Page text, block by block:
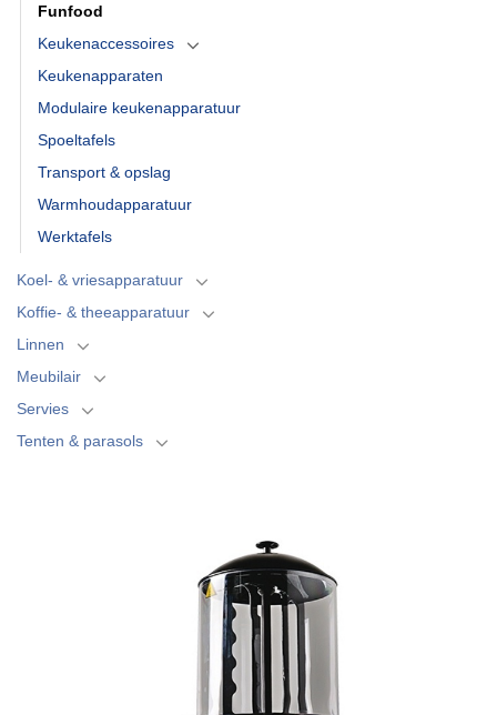
Funfood
Keukenaccessoires
Keukenapparaten
Modulaire keukenapparatuur
Spoeltafels
Transport & opslag
Warmhoudapparatuur
Werktafels
Koel- & vriesapparatuur
Koffie- & theeapparatuur
Linnen
Meubilair
Servies
Tenten & parasols